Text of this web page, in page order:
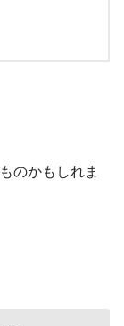
のかもしれま